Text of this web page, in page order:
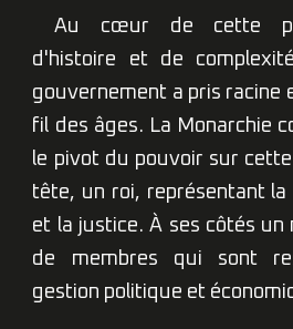
Au cœur de cette
d'histoire et de
gouvernement a pris racine
fil des âges. La Monarchie
le pivot du pouvoir sur
tête, un roi, représentant la
et la justice. À ses côtés un
de membres qui sont
gestion politique et